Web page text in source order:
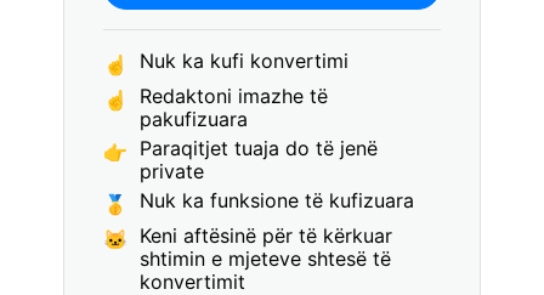
☝
Nuk ka kufi konvertimi
☝
Redaktoni imazhe të
pakufizuara
👉 Paraqitjet tuaja do të jenë
private
🥇
Nuk ka funksione të kufizuara
🐱 Keni aftësinë për të kërkuar
shtimin e mjeteve shtesë të
konvertimit